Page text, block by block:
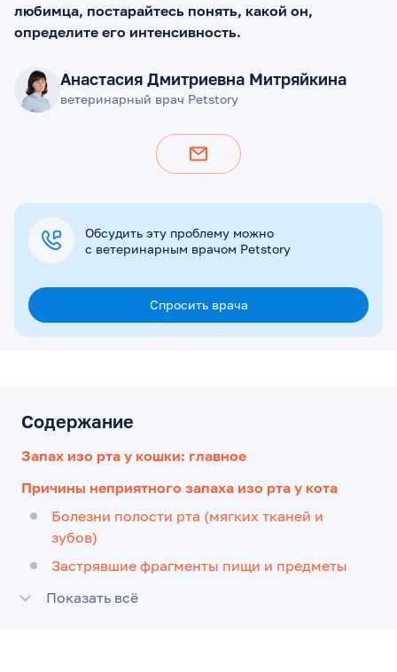
любимца, постарайтесь понять, какой он,
определите его интенсивность.
Анастасия Дмитриевна Митряйкина
ветеринарный врач Petstory
Обсудить эту проблему можно
с ветеринарным врачом Petstory
Спросить врача
Содержание
Запах изо рта у кошки: главное
Причины неприятного запаха изо рта у кота
Болезни полости рта (мягких тканей и
зубов)
Застрявшие фрагменты пищи и предметы
Показать всё